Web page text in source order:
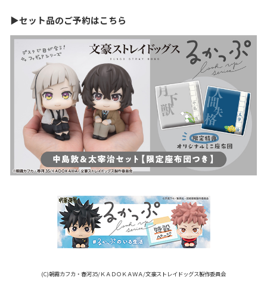
▶セット品のご予約はこちら
(C)朝霧カフカ・春河35/ＫＡＤＯＫＡＷＡ/文豪ストレイドッグス製作委員会